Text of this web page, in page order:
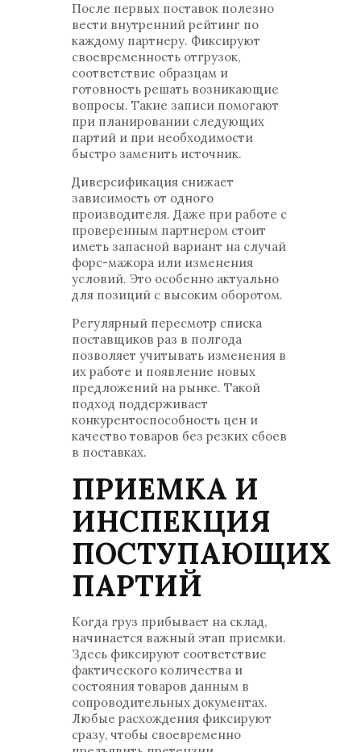
После первых поставок полезно
вести внутренний рейтинг по
каждому партнеру. Фиксируют
своевременность отгрузок,
соответствие образцам и
готовность решать возникающие
вопросы. Такие записи помогают
при планировании следующих
партий и при необходимости
быстро заменить источник.
Диверсификация снижает
зависимость от одного
производителя. Даже при работе с
проверенным партнером стоит
иметь запасной вариант на случай
форс-мажора или изменения
условий. Это особенно актуально
для позиций с высоким оборотом.
Регулярный пересмотр списка
поставщиков раз в полгода
позволяет учитывать изменения в
их работе и появление новых
предложений на рынке. Такой
подход поддерживает
конкурентоспособность цен и
качество товаров без резких сбоев
в поставках.
ПРИЕМКА И
ИНСПЕКЦИЯ
ПОСТУПАЮЩИХ
ПАРТИЙ
Когда груз прибывает на склад,
начинается важный этап приемки.
Здесь фиксируют соответствие
фактического количества и
состояния товаров данным в
сопроводительных документах.
Любые расхождения фиксируют
сразу, чтобы своевременно